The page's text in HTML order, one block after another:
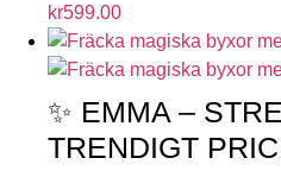
kr599.00
✨ EMMA –
TRENDIGT